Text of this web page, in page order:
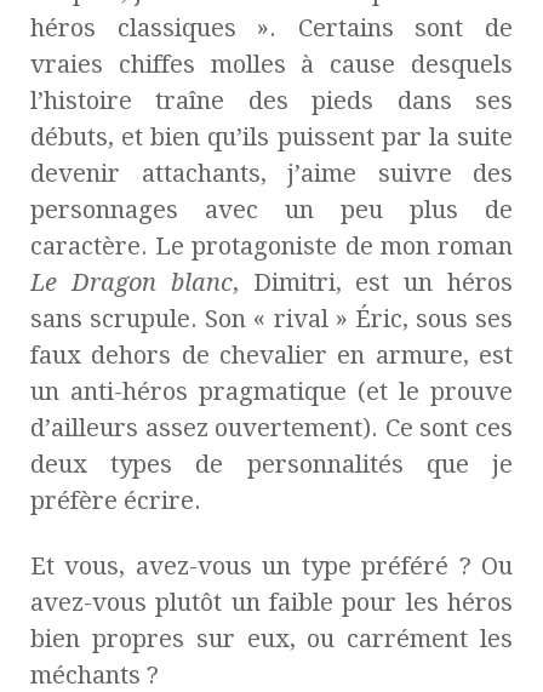
héros classiques ». Certains sont de
vraies chiffes molles à cause desquels
l’histoire traîne des pieds dans ses
débuts, et bien qu’ils puissent par la suite
devenir attachants, j’aime suivre des
personnages avec un peu plus de
caractère. Le protagoniste de mon roman
Le Dragon blanc, Dimitri, est un héros
sans scrupule. Son « rival » Éric, sous ses
faux dehors de chevalier en armure, est
un anti-héros pragmatique (et le prouve
d’ailleurs assez ouvertement). Ce sont ces
deux types de personnalités que je
préfère écrire.
Et vous, avez-vous un type préféré ? Ou
avez-vous plutôt un faible pour les héros
bien propres sur eux, ou carrément les
méchants ?